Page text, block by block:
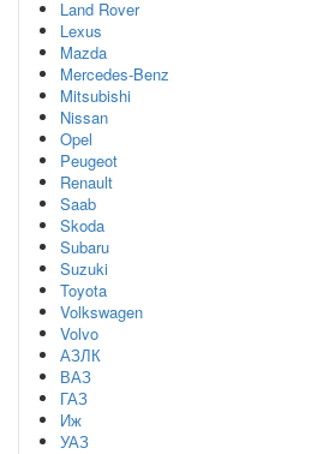
Land Rover
Lexus
Mazda
Mercedes-Benz
Mitsubishi
Nissan
Opel
Peugeot
Renault
Saab
Skoda
Subaru
Suzuki
Toyota
Volkswagen
Volvo
АЗЛК
ВАЗ
ГАЗ
Иж
УАЗ